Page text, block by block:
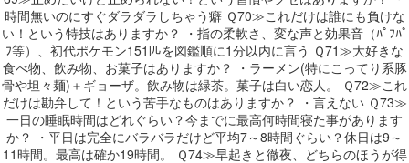
時間無いのにすぐダラダラしちゃう癖 Ｑ70≫これだけは誰にも負けな
い！という特技はありますか？ ・指の柔軟さ、変な声と効果音（ﾊﾟﾌﾊﾟ
ﾌ等）、初代ポケモン151匹を図鑑順に1分以内に言う Ｑ71≫大好きな
食べ物、飲み物、お菓子はありますか？ ・ラーメン(特にこってり系豚
骨や坦々麺)＋ギョーザ。飲み物は緑茶。菓子は白い恋人。 Ｑ72≫これ
だけは勘弁して！という苦手なものはありますか？ ・言えない Ｑ73≫
一日の睡眠時間はどれぐらい？今までに最高何時間寝た事があります
か？ ・平日は完全にバラバラだけど平均7～8時間ぐらい？休日は9～
11時間。最高は確か19時間。 Ｑ74≫早起きと徹夜、どちらのほうが得